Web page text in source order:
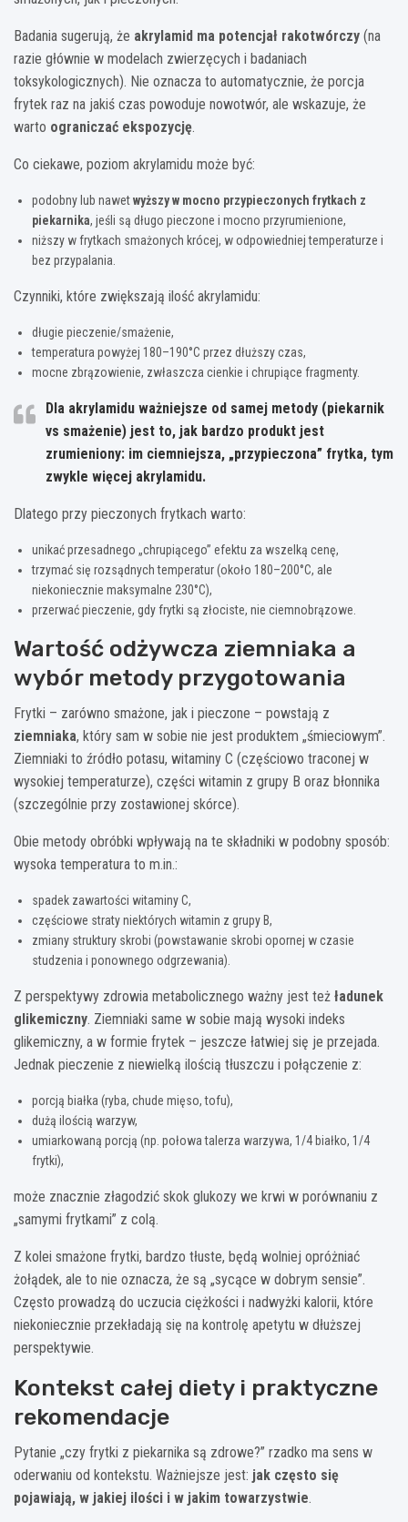
Badania sugerują, że akrylamid ma potencjał rakotwórczy (na
razie głównie w modelach zwierzęcych i badaniach
toksykologicznych). Nie oznacza to automatycznie, że porcja
frytek raz na jakiś czas powoduje nowotwór, ale wskazuje, że
warto ograniczać ekspozycję.
Co ciekawe, poziom akrylamidu może być:
podobny lub nawetwyższy w mocno przypieczonych frytkach z
piekarnika, jeśli są długo pieczone i mocno przyrumienione,
niższy w frytkach smażonych krócej, w odpowiedniej temperaturze i
bez przypalania.
Czynniki, które zwiększają ilość akrylamidu:
długie pieczenie/smażenie,
temperatura powyżej 180–190°C przez dłuższy czas,
mocne zbrązowienie, zwłaszcza cienkie i chrupiące fragmenty.
Dla akrylamidu ważniejsze od samej metody (piekarnik
vs smażenie) jest to, jak bardzo produkt jest
zrumieniony: im ciemniejsza, „przypieczona” frytka, tym
zwykle więcej akrylamidu.
Dlatego przy pieczonych frytkach warto:
unikać przesadnego „chrupiącego” efektu za wszelką cenę,
trzymać się rozsądnych temperatur (około 180–200°C, ale
niekoniecznie maksymalne 230°C),
przerwać pieczenie, gdy frytki są złociste, nie ciemnobrązowe.
Wartość odżywcza ziemniaka a
wybór metody przygotowania
Frytki – zarówno smażone, jak i pieczone – powstają z
ziemniaka, który sam w sobie nie jest produktem „śmieciowym”.
Ziemniaki to źródło potasu, witaminy C (częściowo traconej w
wysokiej temperaturze), części witamin z grupy B oraz błonnika
(szczególnie przy zostawionej skórce).
Obie metody obróbki wpływają na te składniki w podobny sposób:
wysoka temperatura to m.in.:
spadek zawartości witaminy C,
częściowe straty niektórych witamin z grupy B,
zmiany struktury skrobi (powstawanie skrobi opornej w czasie
studzenia i ponownego odgrzewania).
Z perspektywy zdrowia metabolicznego ważny jest też ładunek
glikemiczny. Ziemniaki same w sobie mają wysoki indeks
glikemiczny, a w formie frytek – jeszcze łatwiej się je przejada.
Jednak pieczenie z niewielką ilością tłuszczu i połączenie z:
porcją białka (ryba, chude mięso, tofu),
dużą ilością warzyw,
umiarkowaną porcją (np. połowa talerza warzywa, 1/4 białko, 1/4
frytki),
może znacznie złagodzić skok glukozy we krwi w porównaniu z
„samymi frytkami” z colą.
Z kolei smażone frytki, bardzo tłuste, będą wolniej opróżniać
żołądek, ale to nie oznacza, że są „sycące w dobrym sensie”.
Często prowadzą do uczucia ciężkości i nadwyżki kalorii, które
niekoniecznie przekładają się na kontrolę apetytu w dłuższej
perspektywie.
Kontekst całej diety i praktyczne
rekomendacje
Pytanie „czy frytki z piekarnika są zdrowe?” rzadko ma sens w
oderwaniu od kontekstu. Ważniejsze jest: jak często się
pojawiają, w jakiej ilości i w jakim towarzystwie.